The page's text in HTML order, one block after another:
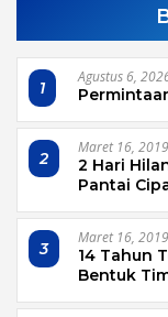
1
Agustus 6,
2
Maret 16, 2019
2 Hari
Pantai
3
Maret 16, 2019
14 Tahun
Bentuk